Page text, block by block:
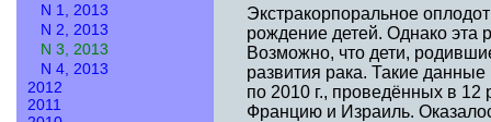
N 1, 2013
N 2, 2013
N 3, 2013
N 4, 2013
2012
2011
Экстракорпоральное
рождение детей. Однако эта
Возможно, что дети,
развития рака. Такие
по 2010 г., проведённых в
Францию и Израиль.